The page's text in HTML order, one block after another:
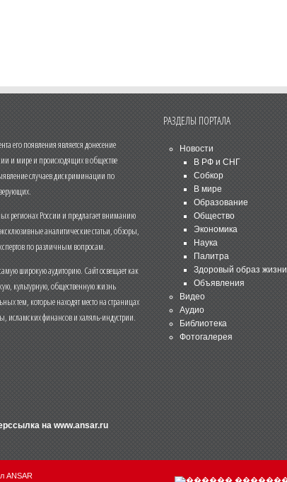
его появления является донесение
и мире и происходящих в обществе
случаев дискриминации по
регионах России и предлагает вниманию
аналитические статьи, обзоры,
по различным вопросам.
широкую аудиторию. Сайт освещает как
культурную, общественную жизнь
тем, которые находят место на страницах
исламских финансов и халяль-индустрии.
на www.ansar.ru
РАЗДЕЛЫ ПОРТАЛА
Новости
В РФ и СНГ
Собкор
В мире
Образование
Общество
Экономика
Наука
Палитра
Здоровый образ жизни
Объявления
Видео
Аудио
Библиотека
Фотогалерея
ANSAR